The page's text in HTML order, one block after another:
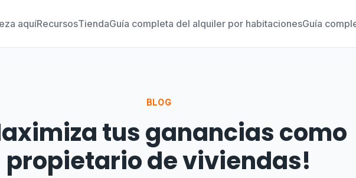
aquíRecursosTiendaGuía completa del alquiler por habitacionesGuía
BLOG
tus ganancias como
propietario de viviendas!